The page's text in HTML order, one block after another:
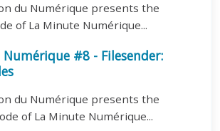
du Numérique presents the
of La Minute Numérique...
#8 - Filesender:
du Numérique presents the
of La Minute Numérique...